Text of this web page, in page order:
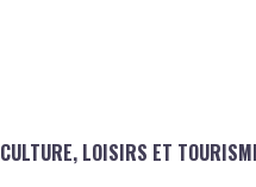
CULTURE, LOISIRS ET